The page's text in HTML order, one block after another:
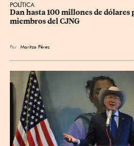
POLÍTICA
Dan hasta 100 millones de dólares
miembros del CJNG
Por Maritza Pérez